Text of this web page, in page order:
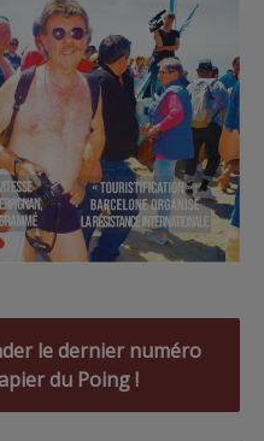
le dernier numéro
du Poing !